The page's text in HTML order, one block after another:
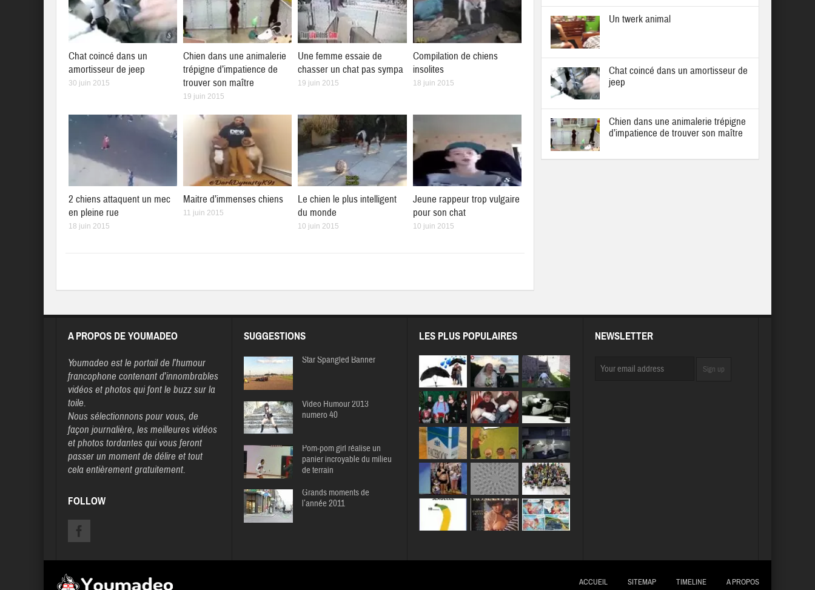
Chat coincé dans un
amortisseur de jeep
30 juin 2015
Chien dans une animalerie
trépigne d’impatience de
trouver son maître
19 juin 2015
Une femme essaie de
chasser un chat pas sympa
19 juin 2015
Compilation de chiens
insolites
18 juin 2015
2 chiens attaquent un mec
en pleine rue
18 juin 2015
Maitre d’immenses chiens
11 juin 2015
Le chien le plus intelligent
du monde
10 juin 2015
Jeune rappeur trop vulgaire
pour son chat
10 juin 2015
Un twerk animal
Chat coincé dans un amortisseur de
jeep
Chien dans une animalerie trépigne
d’impatience de trouver son maître
A PROPOS DE YOUMADEO
Youmadeo est le portail de l’humour
francophone contenant d’innombrables
vidéos et photos qui font le buzz sur la
toile.
Nous sélectionnons pour vous, de
façon journalière, les meilleures vidéos
et photos tordantes qui vous feront
passer un moment de délire et tout
cela entièrement gratuitement.
FOLLOW
SUGGESTIONS
Star Spangled Banner
Video Humour 2013
numero 40
Pom-pom girl réalise un
panier incroyable du milieu
de terrain
Grands moments de
l’année 2011
LES PLUS POPULAIRES NEWSLETTER
ACCUEIL SITEMAP TIMELINE A PROPOS